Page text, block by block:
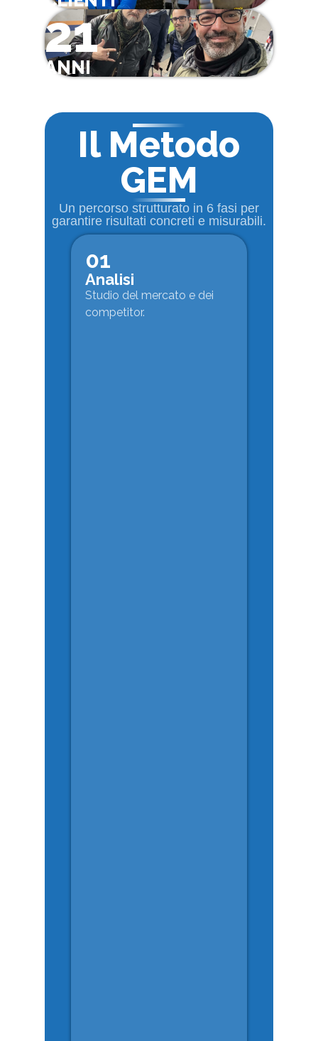
21
ANNI
Il Metodo
GEM
Un percorso strutturato in 6 fasi per
garantire risultati concreti e misurabili.
01
Analisi
Studio del mercato e dei
competitor.